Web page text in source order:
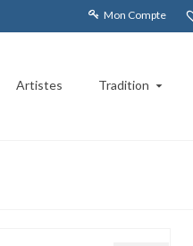
Mon Compte
Artistes Tradition